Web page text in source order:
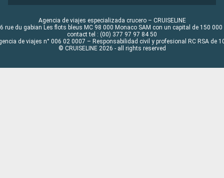
Agencia de viajes especializada crucero – CRUISELINE
rue du gabian Les flots bleus MC 98 000 Monaco SAM con un capital de 150 000
contact tel : (00) 377 97 97 84 50
de viajes n° 006 02 0007 – Responsabilidad civil y profesional RC RSA de
© CRUISELINE 2026 - all rights reserved